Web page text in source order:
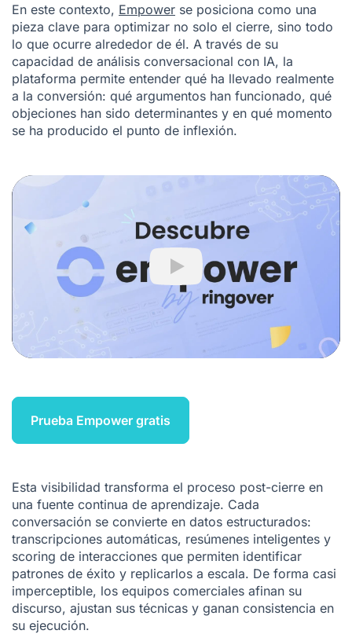
En este contexto, Empower se posiciona como una
pieza clave para optimizar no solo el cierre, sino todo
lo que ocurre alrededor de él. A través de su
capacidad de análisis conversacional con IA, la
plataforma permite entender qué ha llevado realmente
a la conversión: qué argumentos han funcionado, qué
objeciones han sido determinantes y en qué momento
se ha producido el punto de inflexión.
Play
Prueba Empower gratis
Esta visibilidad transforma el proceso post-cierre en
una fuente continua de aprendizaje. Cada
conversación se convierte en datos estructurados:
transcripciones automáticas, resúmenes inteligentes y
scoring de interacciones que permiten identificar
patrones de éxito y replicarlos a escala. De forma casi
imperceptible, los equipos comerciales afinan su
discurso, ajustan sus técnicas y ganan consistencia en
su ejecución.